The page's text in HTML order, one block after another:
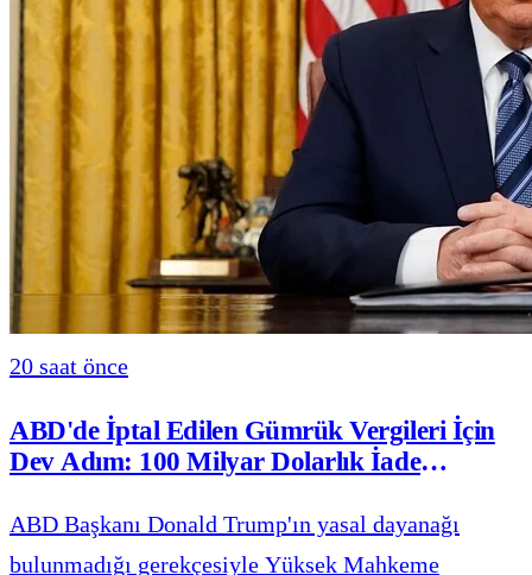
20 saat önce
ABD'de İptal Edilen Gümrük Vergileri İçin
Dev Adım: 100 Milyar Dolarlık İade
ABD Başkanı Donald Trump'ın yasal dayanağı
bulunmadığı gerekçesiyle Yüksek Mahkeme